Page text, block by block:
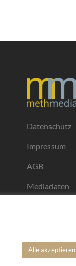
Datenschutz
Impressum
AGB
Mediadaten
Alle akzeptieren